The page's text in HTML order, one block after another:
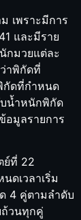
เพราะมีการ
และมีราย
กมวยแต่ละ
าพิกัดที่
กัดที่กำหนด
บน้ำหนักพิกัด
มูลรายการ
ย์ที่ 22
ดเวลาเริ่ม
4 คู่ตามลำดับ
ถ้วนทุกคู่